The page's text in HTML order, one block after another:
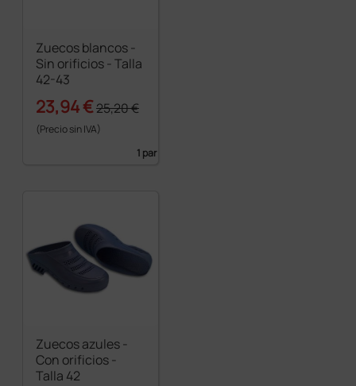
Zuecos blancos -
Sin orificios - Talla
42-43
23,94 €25,20 €
(Precio sin IVA)
1 par
Zuecos azules -
Con orificios -
Talla 42